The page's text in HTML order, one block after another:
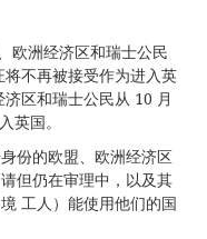
欧洲经济区和瑞士公民
不再被接受作为进入英
区和瑞士公民从 10 月
英国。
份的欧盟、欧洲经济区
但仍在审理中，以及其
工人）能使用他们的国